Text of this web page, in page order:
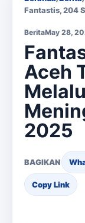
Fantastis, 204
BeritaMay 28,
Aceh
2025
BAGIKAN
Copy Link